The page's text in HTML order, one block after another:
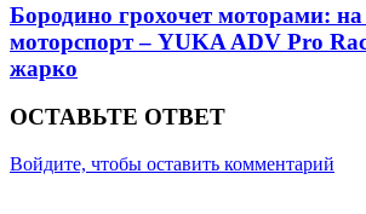
Бородино грохочет моторами:
моторспорт – YUKA ADV Pro
жарко
ОСТАВЬТЕ ОТВЕТ
Войдите, чтобы оставить комментарий